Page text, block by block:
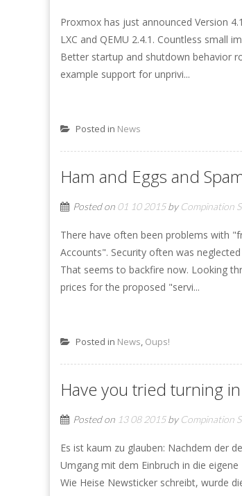
Proxmox has just announced Version
LXC and QEMU 2.4.1. Countless small
Better startup and shutdown behavior
example support for unprivi...
Posted in News
Ham and Eggs and
Posted on 01 10 2015by Compination
There have often been problems with
Accounts". Security often was
That seems to backfire now. Looking
prices for the proposed "servi...
Posted in News, Oups!
Have you tried turning
Posted on 13 08 2015by Compination
Es ist kaum zu glauben: Nachdem der
Umgang mit dem Einbruch in die
Wie Heise Newsticker schreibt, wurde